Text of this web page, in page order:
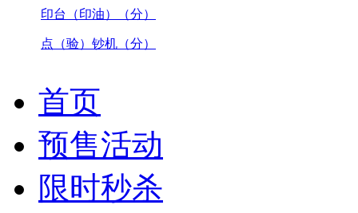
印台（印油）（分）
点（验）钞机（分）
首页
预售活动
限时秒杀